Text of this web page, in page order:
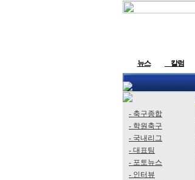
뉴스 칼럼
- 축구종합
- 학원축구
- 국내리그
- 대표팀
- 포토뉴스
- 인터뷰